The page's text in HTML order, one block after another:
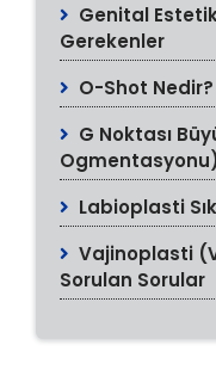
Genital
Gerekenler
O-Shot Nedir?
G Noktası
Ogmentasyonu)
Labioplasti
Vajinoplasti
Sorulan Sorular